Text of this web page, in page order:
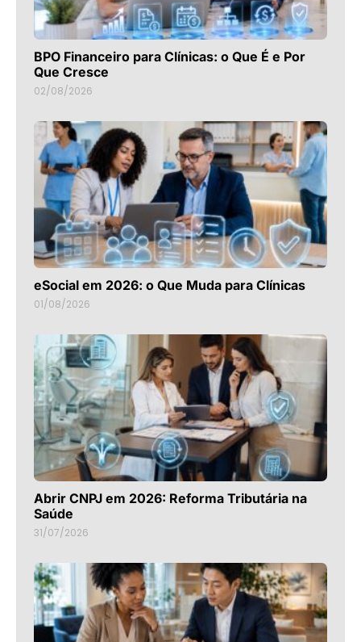
BPO Financeiro para Clínicas: o Que É e Por
Que Cresce
02/08/2026
eSocial em 2026: o Que Muda para Clínicas
01/08/2026
Abrir CNPJ em 2026: Reforma Tributária na
Saúde
31/07/2026